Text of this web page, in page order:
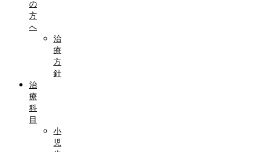
の
方
へ
治
療
方
針
治
療
科
目
小
児